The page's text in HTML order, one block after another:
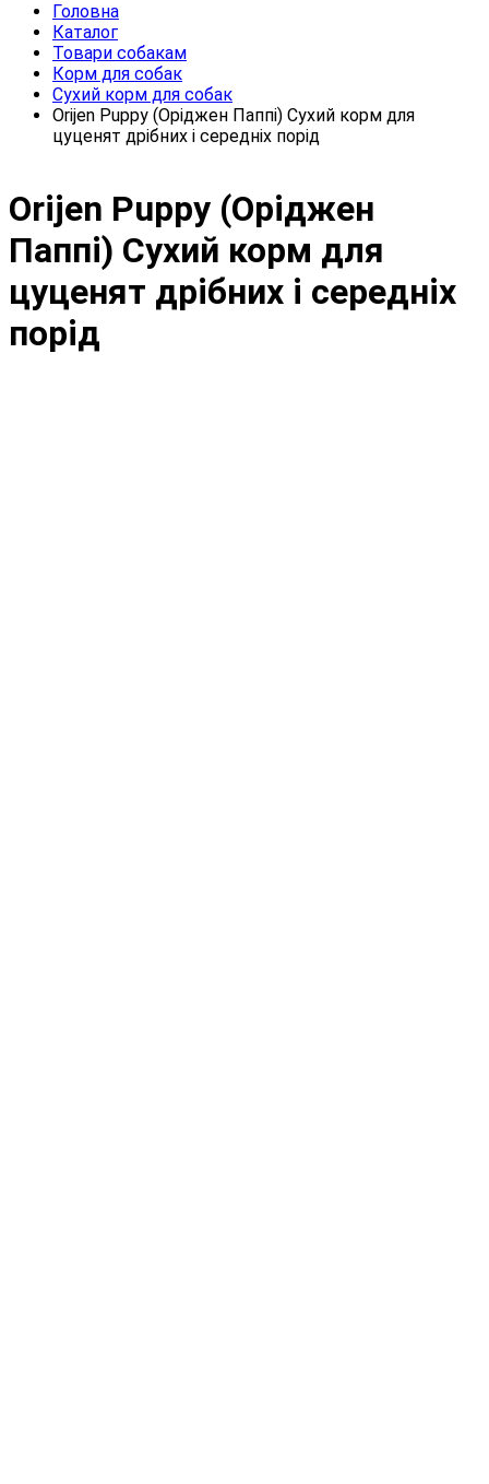
Головна
Каталог
Товари собакам
Корм для собак
Сухий корм для собак
Orijen Puppy (Оріджен Паппі) Сухий корм для
цуценят дрібних і середніх порід
Orijen Puppy (Оріджен
Паппі) Сухий корм для
цуценят дрібних і середніх
порід